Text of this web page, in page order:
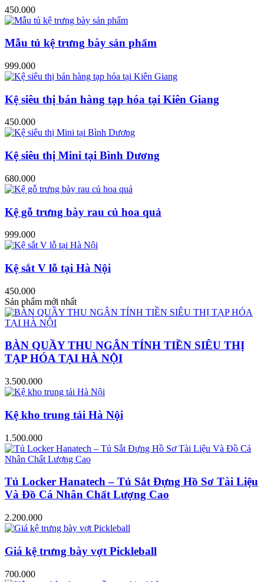
450.000
Mẫu tủ kệ trưng bày sản phẩm
999.000
Kệ siêu thị bán hàng tạp hóa tại Kiên Giang
450.000
Kệ siêu thị Mini tại Bình Dương
680.000
Kệ gỗ trưng bày rau củ hoa quả
999.000
Kệ sắt V lỗ tại Hà Nội
450.000
Sản phẩm mới nhất
BÀN QUẦY THU NGÂN TÍNH TIỀN SIÊU THỊ
TẠP HÓA TẠI HÀ NỘI
3.500.000
Kệ kho trung tải Hà Nội
1.500.000
Tủ Locker Hanatech – Tủ Sắt Đựng Hồ Sơ Tài Liệu
Và Đồ Cá Nhân Chất Lượng Cao
2.200.000
Giá kệ trưng bày vợt Pickleball
700.000